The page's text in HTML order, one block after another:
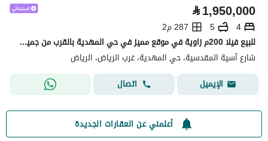
⃁1,950,000
4
5
287 م2
للبيع فيلا 200م زاوية في موقع مميز في حي المهدية بالقرب من جميع الخدمات - شارع 20 شرقي و20 جنوبي
شارع آسية المقدسية، حي المهدية، غرب الرياض، الرياض
الإيميل
اتصال
أعلمني عن العقارات الجديدة